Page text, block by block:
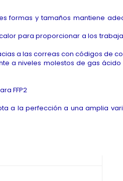
formas y tamaños mantiene
para proporcionar a los
a las correas con códigos de
a niveles molestos de gas
FFP2
a la perfección a una amplia